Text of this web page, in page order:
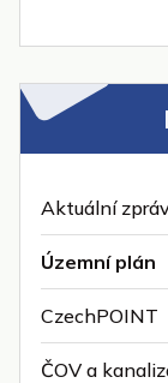
Aktuální
Územní plán
CzechPOINT
ČOV a